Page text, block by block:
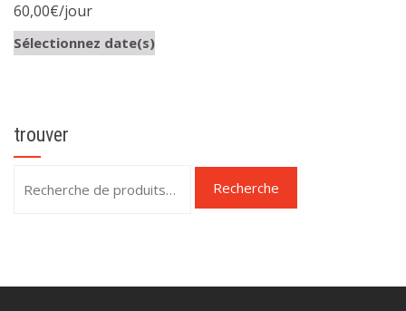
60,00€/jour
Sélectionnez date(s)
trouver
pour :
Recherche